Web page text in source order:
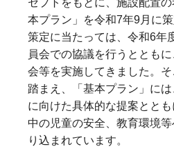
セプトをもとに、施設配置
本プラン」を令和7年9月に策
策定に当たっては、令和6年
員会での協議を行うととも
会等を実施してきました。
踏まえ、「基本プラン」に
に向けた具体的な提案とと
中の児童の安全、教育環境
り込まれています。